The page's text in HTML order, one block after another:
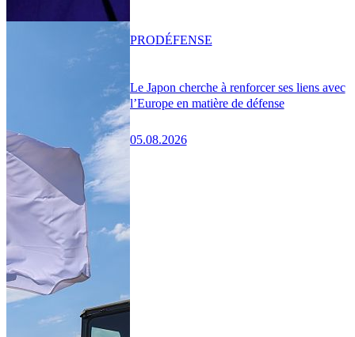
Le Japon cherche à renforcer ses liens avec
l’Europe en matière de défense
05.08.2026
PRODÉFENSE